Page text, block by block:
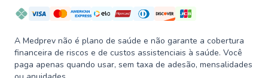
A Medprev não é plano de saúde e não garante a cobertura
financeira de riscos e de custos assistenciais à saúde. Você
paga apenas quando usar, sem taxa de adesão, mensalidades